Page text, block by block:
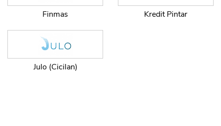
Finmas Kredit Pintar
Julo (Cicilan)